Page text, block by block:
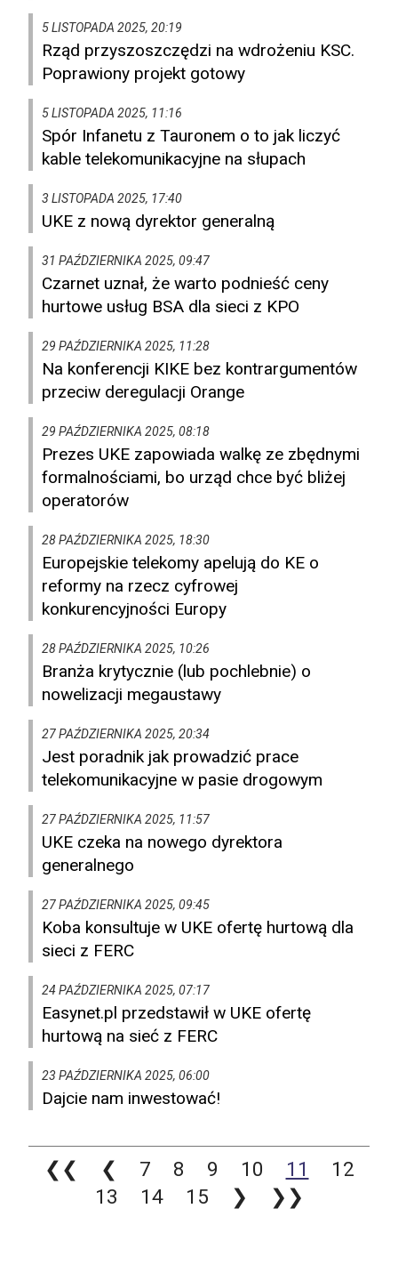
5 LISTOPADA 2025, 20:19
Rząd przyszoszczędzi na wdrożeniu KSC.
Poprawiony projekt gotowy
5 LISTOPADA 2025, 11:16
Spór Infanetu z Tauronem o to jak liczyć
kable telekomunikacyjne na słupach
3 LISTOPADA 2025, 17:40
UKE z nową dyrektor generalną
31 PAŹDZIERNIKA 2025, 09:47
Czarnet uznał, że warto podnieść ceny
hurtowe usług BSA dla sieci z KPO
29 PAŹDZIERNIKA 2025, 11:28
Na konferencji KIKE bez kontrargumentów
przeciw deregulacji Orange
29 PAŹDZIERNIKA 2025, 08:18
Prezes UKE zapowiada walkę ze zbędnymi
formalnościami, bo urząd chce być bliżej
operatorów
28 PAŹDZIERNIKA 2025, 18:30
Europejskie telekomy apelują do KE o
reformy na rzecz cyfrowej
konkurencyjności Europy
28 PAŹDZIERNIKA 2025, 10:26
Branża krytycznie (lub pochlebnie) o
nowelizacji megaustawy
27 PAŹDZIERNIKA 2025, 20:34
Jest poradnik jak prowadzić prace
telekomunikacyjne w pasie drogowym
27 PAŹDZIERNIKA 2025, 11:57
UKE czeka na nowego dyrektora
generalnego
27 PAŹDZIERNIKA 2025, 09:45
Koba konsultuje w UKE ofertę hurtową dla
sieci z FERC
24 PAŹDZIERNIKA 2025, 07:17
Easynet.pl przedstawił w UKE ofertę
hurtową na sieć z FERC
23 PAŹDZIERNIKA 2025, 06:00
Dajcie nam inwestować!
❮❮ ❮ 7 8 9 10 11
12
13
14 15 ❯ ❯❯